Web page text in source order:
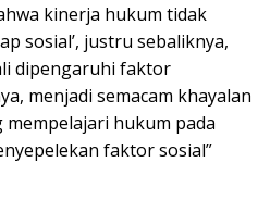
kinerja hukum tidak
sosial’, justru sebaliknya,
dipengaruhi faktor
menjadi semacam khayalan
hukum pada
faktor sosial”